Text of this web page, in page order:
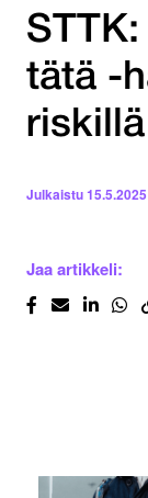
tätä -
riskillä
Julkaistu15.5.2025
Jaa artikkeli: